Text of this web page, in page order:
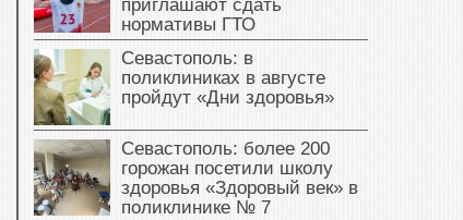
приглашают сдать
нормативы ГТО
Севастополь: в
поликлиниках в августе
пройдут «Дни здоровья»
Севастополь: более 200
горожан посетили школу
здоровья «Здоровый век» в
поликлинике № 7